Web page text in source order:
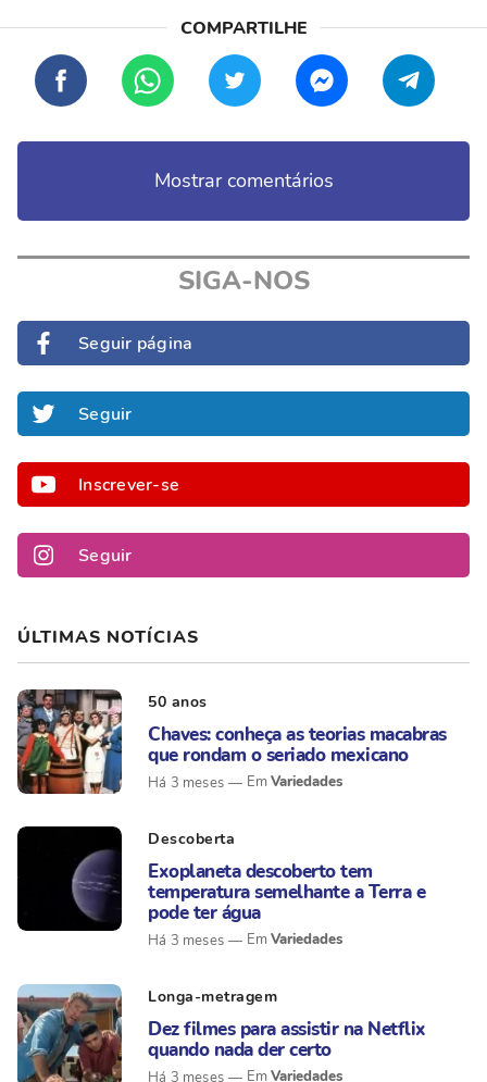
Mostrar comentários
SIGA-NOS
Seguir página
Seguir
Inscrever-se
Seguir
ÚLTIMAS NOTÍCIAS
50 anos
Chaves: conheça as teorias macabras
que rondam o seriado mexicano
Há 3 meses Variedades
Descoberta
Exoplaneta descoberto tem
temperatura semelhante a Terra e
pode ter água
Há 3 meses Variedades
Longa-metragem
Dez filmes para assistir na Netflix
quando nada der certo
Há 3 meses Variedades